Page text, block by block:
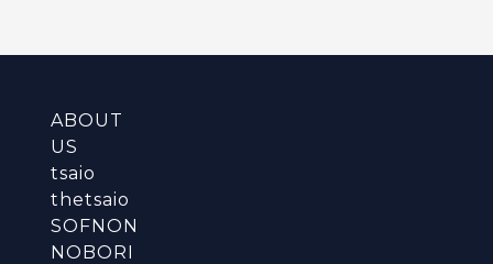
ABOUT
US
tsaio
thetsaio
SOFNON
NOBORI